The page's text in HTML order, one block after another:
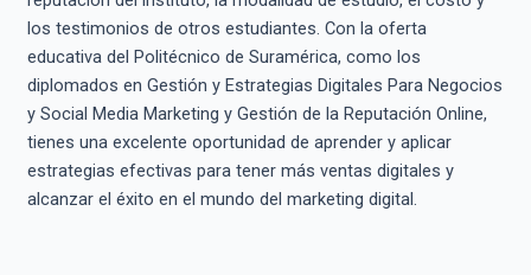
los testimonios de otros estudiantes. Con la oferta
educativa del Politécnico de Suramérica, como los
diplomados en Gestión y Estrategias Digitales Para Negocios
y Social Media Marketing y Gestión de la Reputación Online,
tienes una excelente oportunidad de aprender y aplicar
estrategias efectivas para tener más ventas digitales y
alcanzar el éxito en el mundo del marketing digital.